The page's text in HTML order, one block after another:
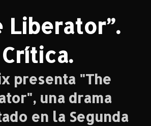
Liberator”.
Crítica.
presenta "The
una drama
en la Segunda